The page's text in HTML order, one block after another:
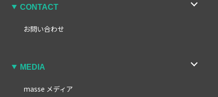
CONTACT
お問い合わせ
MEDIA
masse メディア